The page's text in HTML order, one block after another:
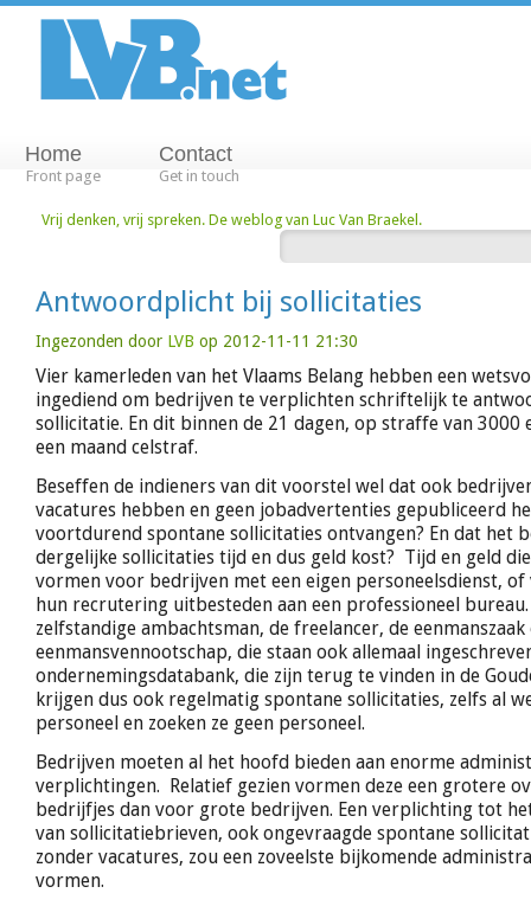
Home
Front page
Contact
Get in touch
Vrij denken, vrij spreken. De weblog van Luc Van Braekel.
Antwoordplicht bij sollicitaties
Ingezonden door LVB op 2012-11-11 21:30
Vier kamerleden van het Vlaams Belang hebben een
ingediend om bedrijven te verplichten schriftelijk te
sollicitatie. En dit binnen de 21 dagen, op straffe van 3000
een maand celstraf.
Beseffen de indieners van dit voorstel wel dat ook
vacatures hebben en geen jobadvertenties gepubliceerd
voortdurend spontane sollicitaties ontvangen? En dat het
dergelijke sollicitaties tijd en dus geld kost? Tijd en geld
vormen voor bedrijven met een eigen personeelsdienst,
hun recrutering uitbesteden aan een professioneel
zelfstandige ambachtsman, de freelancer, de eenmanszaak
eenmansvennootschap, die staan ook allemaal
ondernemingsdatabank, die zijn terug te vinden in de
krijgen dus ook regelmatig spontane sollicitaties, zelfs al
personeel en zoeken ze geen personeel.
Bedrijven moeten al het hoofd bieden aan enorme
verplichtingen. Relatief gezien vormen deze een grotere
bedrijfjes dan voor grote bedrijven. Een verplichting tot
van sollicitatiebrieven, ook ongevraagde spontane
zonder vacatures, zou een zoveelste bijkomende
vormen.